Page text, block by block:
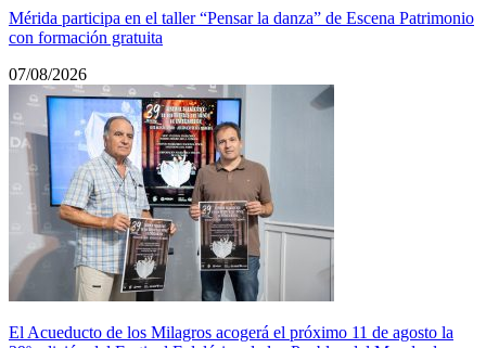
Mérida participa en el taller “Pensar la danza” de Escena Patrimonio
con formación gratuita
07/08/2026
El Acueducto de los Milagros acogerá el próximo 11 de agosto la